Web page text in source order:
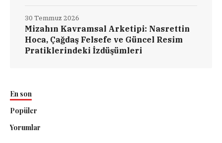
Mizahın Kavramsal Arketipi: Nasrettin
Hoca, Çağdaş Felsefe ve Güncel Resim
Pratiklerindeki İzdüşümleri
30 Temmuz 2026
En son
Popüler
Yorumlar